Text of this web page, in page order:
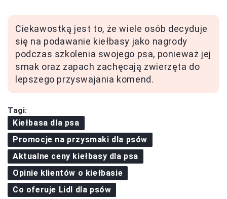
Ciekawostką jest to, że wiele osób decyduje
się na podawanie kiełbasy jako nagrody
podczas szkolenia swojego psa, ponieważ jej
smak oraz zapach zachęcają zwierzęta do
lepszego przyswajania komend.
Tagi:
Kiełbasa dla psa
Promocje na przysmaki dla psów
Aktualne ceny kiełbasy dla psa
Opinie klientów o kiełbasie
Co oferuje Lidl dla psów